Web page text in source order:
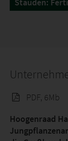
PDF, 6Mb
Hoogenraad